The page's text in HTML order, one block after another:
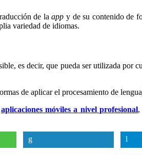
de laapp y de su contenido de
variedad de idiomas.
es decir, que pueda ser utilizada por
de aplicar el procesamiento de
aplicaciones móviles a nivel profesional,